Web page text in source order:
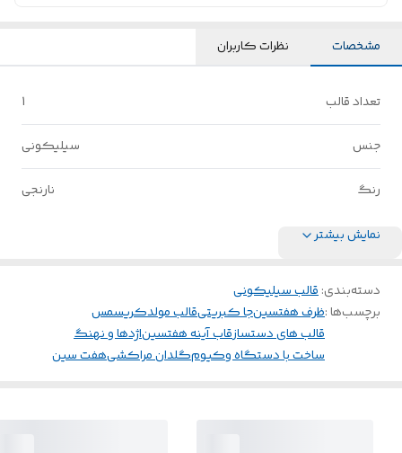
مشخصات نظرات کاربران
تعداد قالب 1
جنس سیلیکونی
رنگ نارنجی
نمایش بیشتر
دسته‌بندی:قالب سیلیکونی
برچسب‌ها :ظرف هفتسینجا کبریتیقالب مولدکریسمس
قالب های دستسازقاب آینه هفتسیناژدها و نهنگ
ساخت با دستگاه وکیومگلدان مراکشیهفت سین